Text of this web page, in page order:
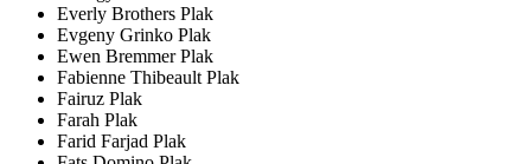
Everly Brothers Plak
Evgeny Grinko Plak
Ewen Bremmer Plak
Fabienne Thibeault Plak
Fairuz Plak
Farah Plak
Farid Farjad Plak